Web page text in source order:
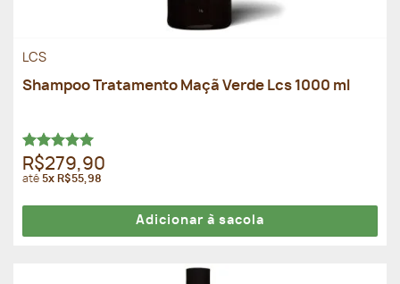
LCS
Shampoo Tratamento Maçã Verde Lcs 1000 ml
Avaliação
5.00de 5
R$279,90
até5x R$55,98
Adicionar à sacola